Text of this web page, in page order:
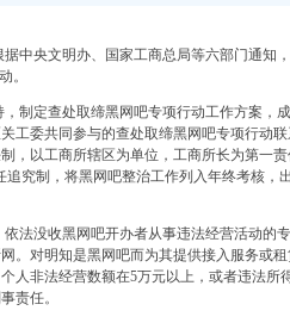
中央文明办、国家工商总局等六部门通知，
。
制定查处取缔黑网吧专项行动工作方案，
工委共同参与的查处取缔黑网吧专项行动
，以工商所辖区为单位，工商所长为第一责
究制，将黑网吧整治工作列入年终考核，
法没收黑网吧开办者从事违法经营活动的
。对明知是黑网吧而为其提供接入服务或
人非法经营数额在5万元以上，或者违法所
责任。